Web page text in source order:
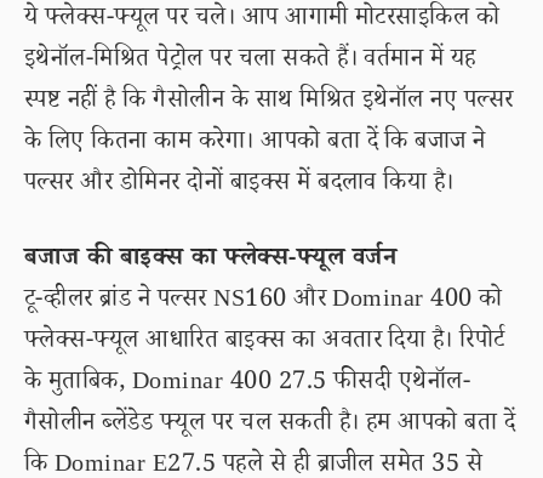
ये फ्लेक्स-फ्यूल पर चले। आप आगामी मोटरसाइकिल को
इथेनॉल-मिश्रित पेट्रोल पर चला सकते हैं। वर्तमान में यह
स्पष्ट नहीं है कि गैसोलीन के साथ मिश्रित इथेनॉल नए पल्सर
के लिए कितना काम करेगा। आपको बता दें कि बजाज ने
पल्सर और डोमिनर दोनों बाइक्स में बदलाव किया है।
बजाज की बाइक्स का फ्लेक्स-फ्यूल वर्जन
टू-व्हीलर ब्रांड ने पल्सर NS160 और Dominar 400 को
फ्लेक्स-फ्यूल आधारित बाइक्स का अवतार दिया है। रिपोर्ट
के मुताबिक, Dominar 400 27.5 फीसदी एथेनॉल-
गैसोलीन ब्लेंडेड फ्यूल पर चल सकती है। हम आपको बता दें
कि Dominar E27.5 पहले से ही ब्राजील समेत 35 से